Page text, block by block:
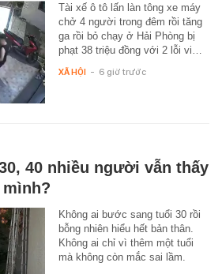
Tài xế ô tô lấn làn tông xe máy
chở 4 người trong đêm rồi tăng
ga rồi bỏ chạy ở Hải Phòng bị
phạt 38 triệu đồng với 2 lỗi vi…
XÃ HỘI - 6 giờ trước
40 nhiều người vẫn thấy
Không ai bước sang tuổi 30 rồi
bỗng nhiên hiểu hết bản thân.
Không ai chỉ vì thêm một tuổi
mà không còn mắc sai lầm.